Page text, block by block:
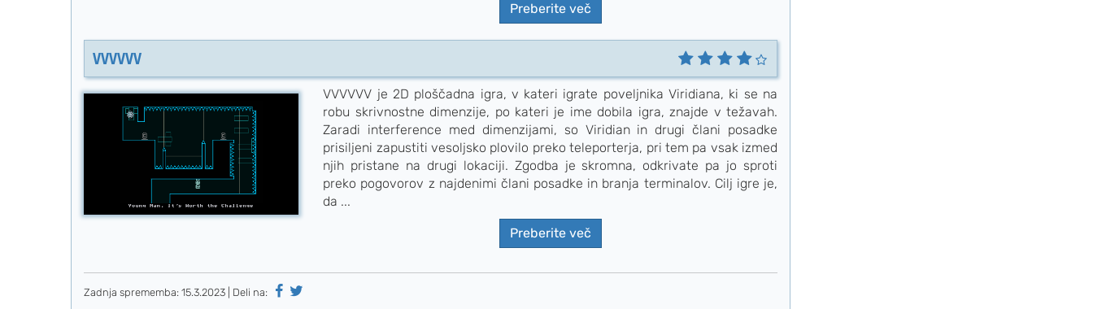
Preberite več
VVVVVV
VVVVVV je 2D ploščadna igra, v kateri igrate poveljnika Viridiana, ki se na
robu skrivnostne dimenzije, po kateri je ime dobila igra, znajde v težavah.
Zaradi interference med dimenzijami, so Viridian in drugi člani posadke
prisiljeni zapustiti vesoljsko plovilo preko teleporterja, pri tem pa vsak izmed
njih pristane na drugi lokaciji. Zgodba je skromna, odkrivate pa jo sproti
preko pogovorov z najdenimi člani posadke in branja terminalov. Cilj igre je,
da ...
Preberite več
Zadnja sprememba: 15.3.2023 | Deli na: